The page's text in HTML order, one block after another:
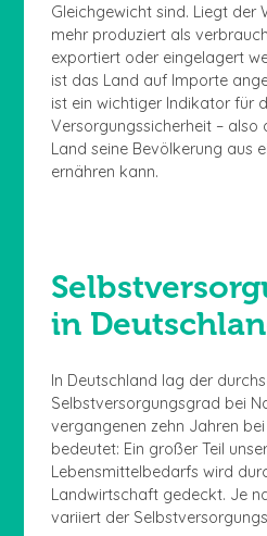
Gleichgewicht sind. Liegt der
mehr produziert als
exportiert oder eingelagert
ist das Land auf Importe
ist ein wichtiger Indikator für
Versorgungssicherheit – also
Land seine Bevölkerung aus
ernähren kann.
in
In Deutschland lag der
Selbstversorgungsgrad bei
vergangenen zehn Jahren
bedeutet: Ein großer Teil
Lebensmittelbedarfs wird
Landwirtschaft gedeckt. Je
variiert der